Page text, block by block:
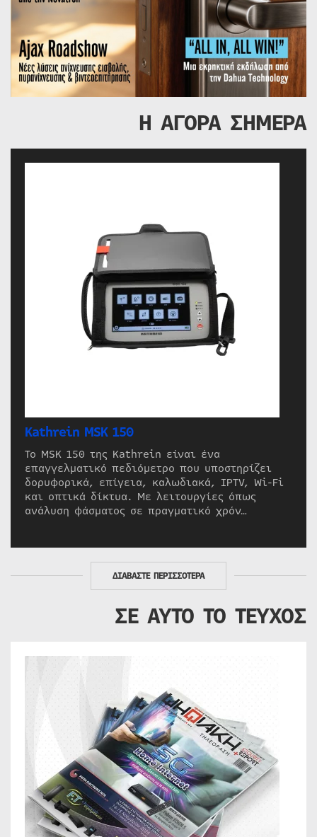
Η ΑΓΟΡΑ ΣΗΜΕΡΑ
Kathrein MSK 150
Το MSK 150 της Kathrein είναι ένα
επαγγελματικό πεδιόμετρο που υποστηρίζει
δορυφορικά, επίγεια, καλωδιακά, IPTV, Wi-Fi
και οπτικά δίκτυα. Με λειτουργίες όπως
ανάλυση φάσματος σε πραγματικό χρόν…
ΔΙΑΒΑΣΤΕ ΠΕΡΙΣΣΟΤΕΡΑ
ΣΕ ΑΥΤΟ ΤΟ ΤΕΥΧΟΣ